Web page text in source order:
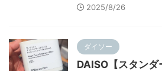
2025/8/26
ダイソー
DAISO【スタン